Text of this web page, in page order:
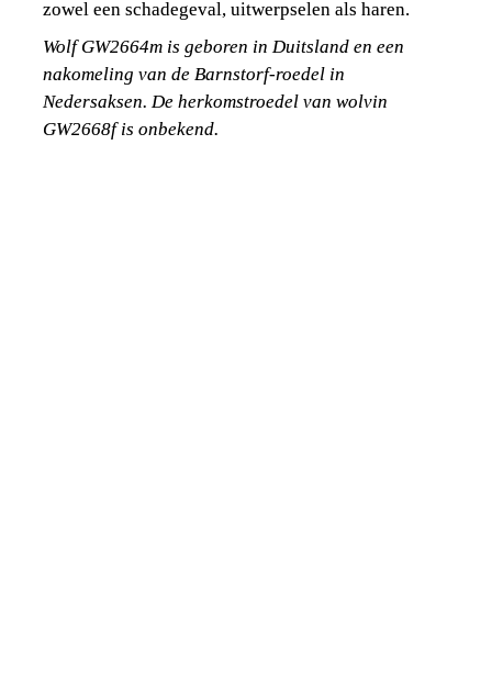
zowel een schadegeval, uitwerpselen als haren.
Wolf GW2664m is geboren in Duitsland en een
nakomeling van de Barnstorf-roedel in
Nedersaksen. De herkomstroedel van wolvin
GW2668f is onbekend.